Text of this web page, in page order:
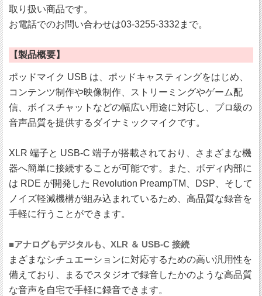
取り扱い商品です。
お電話でのお問い合わせは03-3255-3332まで。
【製品概要】
ポッドマイク USB は、ポッドキャスティングをはじめ、
コンテンツ制作や映像制作、ストリーミングやゲーム配
信、ボイスチャットなどの幅広い用途に対応し、プロ級の
音声品質を提供するダイナミックマイクです。
XLR 端子と USB-C 端子が搭載されており、さまざまな機
器へ簡単に接続することが可能です。また、ボディ内部に
は RDE が開発した Revolution PreampTM、DSP、そして
ノイズ軽減機構が組み込まれているため、高品質な録音を
手軽に行うことができます。
■アナログもデジタルも、XLR ＆ USB-C 接続
まざまなシチュエーションに対応するための高い汎用性を
備えており、まるでスタジオで録音したかのような高品質
な音声を自宅で手軽に録音できます。